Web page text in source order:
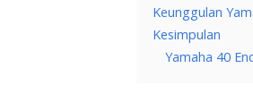
Keunggulan
Kesimpulan
Yamaha 40